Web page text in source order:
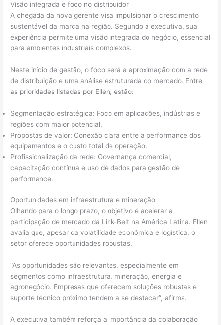
Visão integrada e foco no distribuidor
A chegada da nova gerente visa impulsionar o crescimento
sustentável da marca na região. Segundo a executiva, sua
experiência permite uma visão integrada do negócio, essencial
para ambientes industriais complexos.
Neste início de gestão, o foco será a aproximação com a rede
de distribuição e uma análise estruturada do mercado. Entre
as prioridades listadas por Ellen, estão:
Segmentação estratégica: Foco em aplicações, indústrias e
regiões com maior potencial.
Propostas de valor: Conexão clara entre a performance dos
equipamentos e o custo total de operação.
Profissionalização da rede: Governança comercial,
capacitação contínua e uso de dados para gestão de
performance.
Oportunidades em infraestrutura e mineração
Olhando para o longo prazo, o objetivo é acelerar a
participação de mercado da Link-Belt na América Latina. Ellen
avalia que, apesar da volatilidade econômica e logística, o
setor oferece oportunidades robustas.
“As oportunidades são relevantes, especialmente em
segmentos como infraestrutura, mineração, energia e
agronegócio. Empresas que oferecem soluções robustas e
suporte técnico próximo tendem a se destacar”, afirma.
A executiva também reforça a importância da colaboração